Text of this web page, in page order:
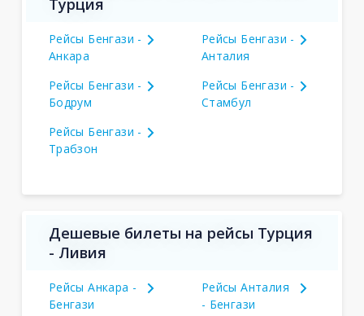
Турция
Рейсы Бенгази -
Анкара
Рейсы Бенгази -
Анталия
Рейсы Бенгази -
Бодрум
Рейсы Бенгази -
Стамбул
Рейсы Бенгази -
Трабзон
Дешевые билеты на рейсы Турция
- Ливия
Рейсы Анкара -
Бенгази
Рейсы Анталия
- Бенгази